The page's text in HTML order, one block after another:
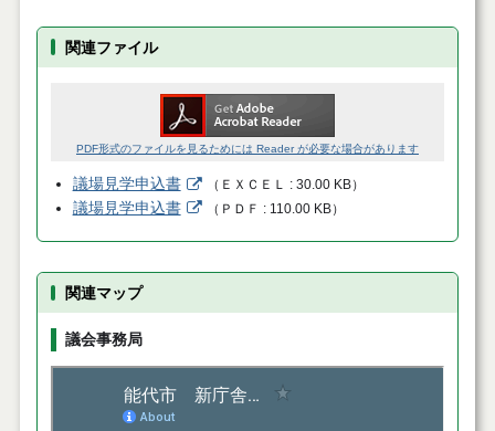
関連ファイル
PDF形式のファイルを見るためには Reader が必要な場合があります
議場見学申込書 （ ＥＸＣＥＬ 30.00 KB）
議場見学申込書 （ ＰＤＦ 110.00 KB）
関連マップ
議会事務局